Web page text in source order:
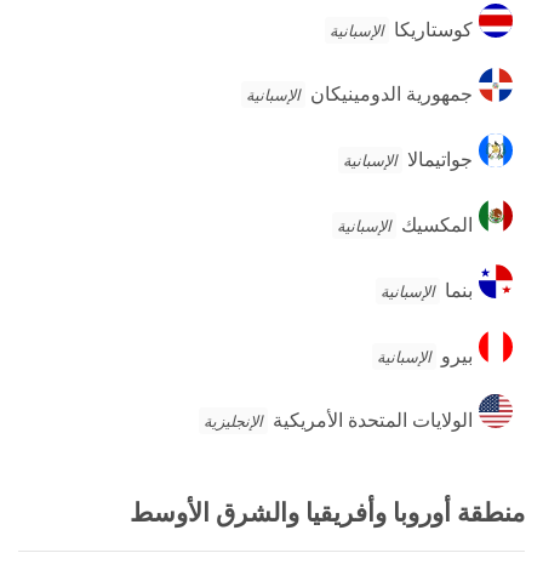
كوستاريكا
كوستاريكا الإسبانية
جمهورية
الدومينيكان
جمهورية الدومينيكان الإسبانية
جواتيمالا
جواتيمالا الإسبانية
المكسيك
المكسيك الإسبانية
بنمابنما الإسبانية
بيروبيرو الإسبانية
الولايات
المتحدة
الولايات المتحدة الأمريكية الإنجليزية
منطقة أوروبا وأفريقيا والشرق الأوسط